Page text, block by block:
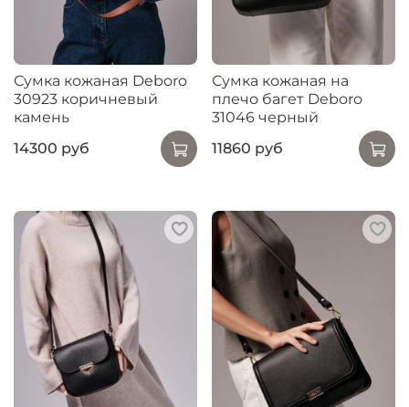
Сумка кожаная Deboro
30923 коричневый
камень
14300 руб
Сумка кожаная на
плечо багет Deboro
31046 черный
11860 руб